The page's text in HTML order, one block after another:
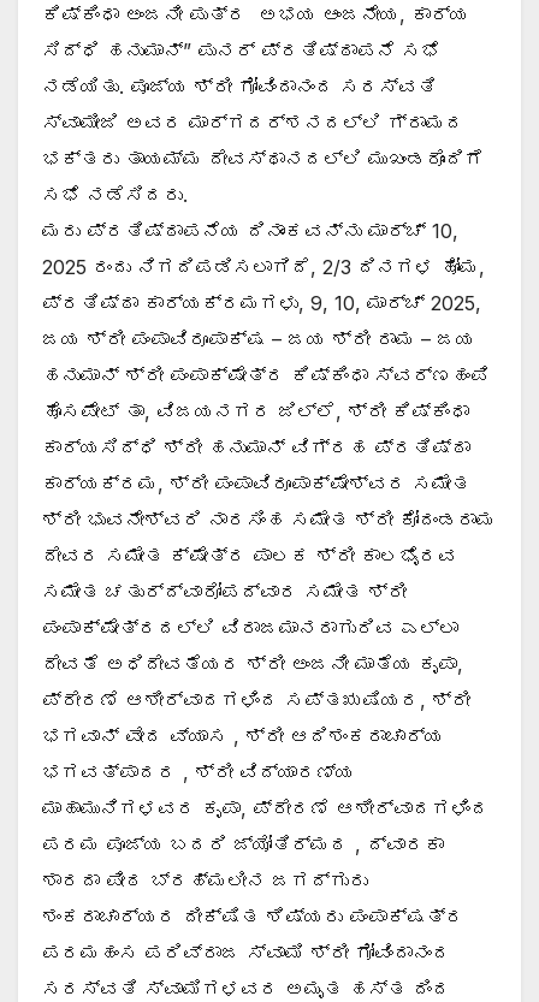
ಕಿಷ್ಕಿಂಧಾ ಅಂಜನೀ ಪುತ್ರ ಅಭಯ ಆಂಜನೇಯ, ಕಾರ್ಯ
ಸಿದ್ಧಿ ಹನುಮಾನ್” ಪುನರ್ ಪ್ರತಿಷ್ಠಾಪನೆ ಸಭೆ
ನಡೆಯಿತು. ಪೂಜ್ಯ ಶ್ರೀ ಗೋವಿಂದಾನಂದ ಸರಸ್ವತಿ
ಸ್ವಾಮೀಜಿ ಅವರ ಮಾರ್ಗದರ್ಶನದಲ್ಲಿ ಗ್ರಾಮದ
ಭಕ್ತರು ತಾಯಮ್ಮ ದೇವಸ್ಥಾನದಲ್ಲಿ ಮುಖಂಡರೊಂದಿಗೆ
ಸಭೆ ನಡೆಸಿದರು.
ಮರು ಪ್ರತಿಷ್ಠಾಪನೆಯ ದಿನಾಂಕವನ್ನು ಮಾರ್ಚ್ 10,
2025 ರಂದು ನಿಗದಿಪಡಿಸಲಾಗಿದೆ, 2/3 ದಿನಗಳ ಹೋಮ,
ಪ್ರತಿಷ್ಠಾ ಕಾರ್ಯಕ್ರಮಗಳು, 9, 10, ಮಾರ್ಚ್ 2025,
ಜಯ ಶ್ರೀ ಪಂಪಾವಿರೂಪಾಕ್ಷ – ಜಯ ಶ್ರೀ ರಾಮ – ಜಯ
ಹನುಮಾನ್ ಶ್ರೀ ಪಂಪಾಕ್ಷೇತ್ರ ಕಿಷ್ಕಿಂಧಾ ಸ್ವರ್ಣಹಂಪಿ
ಹೊಸಪೇಟ್ ತಾ, ವಿಜಯನಗರ ಜಿಲ್ಲೆ, ಶ್ರೀ ಕಿಷ್ಕಿಂಧಾ
ಕಾರ್ಯಸಿದ್ಧಿ ಶ್ರೀ ಹನುಮಾನ್ ವಿಗ್ರಹ ಪ್ರತಿಷ್ಠಾ
ಕಾರ್ಯಕ್ರಮ, ಶ್ರೀ ಪಂಪಾವಿರೂಪಾಕ್ಷೇಶ್ವರ ಸಮೇತ
ಶ್ರೀ ಭುವನೇಶ್ವರಿ ನಾರಸಿಂಹ ಸಮೇತ ಶ್ರೀ ಕೋದಂಡರಾಮ
ದೇವರ ಸಮೇತ ಕ್ಷೇತ್ರ ಪಾಲಕ ಶ್ರೀ ಕಾಲಭೈರವ
ಸಮೇತ ಚತುರ್ದ್ವಾರೋಪದ್ವಾರ ಸಮೇತ ಶ್ರೀ
ಪಂಪಾಕ್ಷೇತ್ರದಲ್ಲಿ ವಿರಾಜಮಾನರಾಗುರಿವ ಎಲ್ಲಾ
ದೇವತೆ ಅಧಿದೇವತೆಯರ ಶ್ರೀ ಅಂಜನೀ ಮಾತೆಯ ಕೃಪಾ,
ಪ್ರೇರಣೆ ಆಶೀರ್ವಾದಗಳಿಂದ ಸಪ್ತಋಷಿಯರ, ಶ್ರೀ
ಭಗವಾನ್ ವೇದ ವ್ಯಾಸ , ಶ್ರೀ ಆದಿಶಂಕರಾಚಾರ್ಯ
ಭಗವತ್ಪಾದರ , ಶ್ರೀ ವಿದ್ಯಾರಣ್ಯ
ಮಾಹಾಮುನಿಗಳವರ ಕೃಪಾ, ಪ್ರೇರಣೆ ಆಶೀರ್ವಾದಗಳಿಂದ
ಪರಮ ಪೂಜ್ಯ ಬದರಿ ಜ್ಯೋತಿರ್ಮಠ , ದ್ವಾರಕಾ
ಶಾರದಾ ಪೀಠ ಬ್ರಹ್ಮಲೀನ ಜಗದ್ಗುರು
ಶಂಕರಾಚಾರ್ಯರ ದೀಕ್ಷಿತ ಶಿಷ್ಯರು ಪಂಪಾಕ್ಷತ್ರ
ಪರಮಹಂಸ ಪರಿವ್ರಾಜ ಸ್ವಾಮಿ ಶ್ರೀ ಗೋವಿಂದಾನಂದ
ಸರಸ್ವತಿ ಸ್ವಾಮಿಗಳವರ ಅಮೃತ ಹಸ್ತ ದಿಂದ